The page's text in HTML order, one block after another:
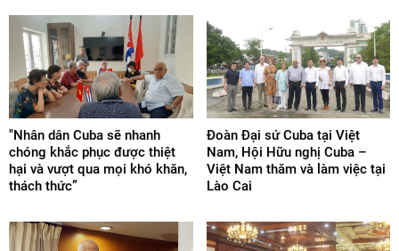
"Nhân dân Cuba sẽ nhanh
chóng khắc phục được thiệt
hại và vượt qua mọi khó khăn,
thách thức”
Đoàn Đại sứ Cuba tại Việt
Nam, Hội Hữu nghị Cuba –
Việt Nam thăm và làm việc tại
Lào Cai